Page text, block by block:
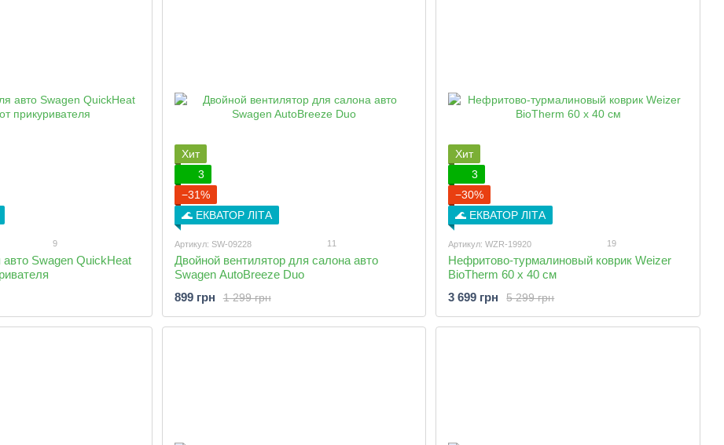
9
Swagen QuickHeat
Хит
3
−31%
🌊 ЕКВАТОР ЛІТА
Артикул: SW-09228 11
Двойной вентилятор для салона авто
Swagen AutoBreeze Duo
1 299 грн
899 грн
Хит
3
−30%
🌊 ЕКВАТОР ЛІТА
Артикул: WZR-19920 19
Нефритово-турмалиновый коврик Weizer
BioTherm 60 х 40 см
5 299 грн
3 699 грн